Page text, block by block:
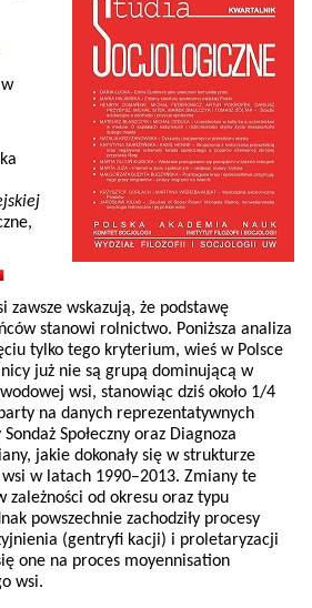
zawsze wskazują, że podstawę
stanowi rolnictwo. Poniższa analiza
tylko tego kryterium, wieś w Polsce
już nie są grupą dominującą w
wsi, stanowiąc dziś około 1/4
na danych reprezentatywnych
Społeczny oraz Diagnoza
jakie dokonały się w strukturze
wsi w latach 1990–2013. Zmiany te
zależności od okresu oraz typu
powszechnie zachodziły procesy
(gentryfi kacji) i proletaryzacji
one na proces moyennisation
wsi.